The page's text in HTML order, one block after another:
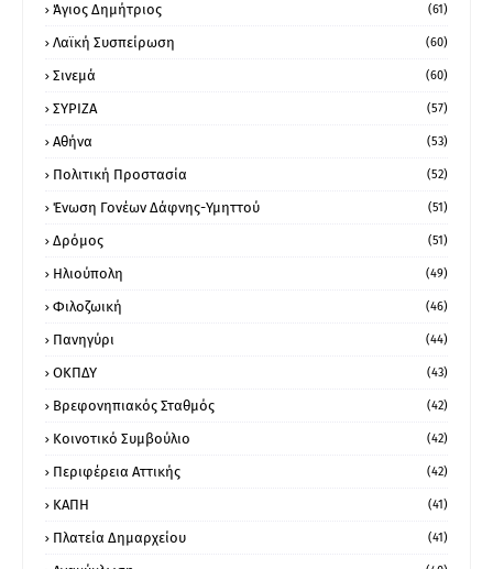
Άγιος Δημήτριος (61)
Λαϊκή Συσπείρωση (60)
Σινεμά (60)
ΣΥΡΙΖΑ (57)
Αθήνα (53)
Πολιτική Προστασία (52)
Ένωση Γονέων Δάφνης-Υμηττού (51)
Δρόμος (51)
Ηλιούπολη (49)
Φιλοζωική (46)
Πανηγύρι (44)
ΟΚΠΔΥ (43)
Βρεφονηπιακός Σταθμός (42)
Κοινοτικό Συμβούλιο (42)
Περιφέρεια Αττικής (42)
ΚΑΠΗ (41)
Πλατεία Δημαρχείου (41)